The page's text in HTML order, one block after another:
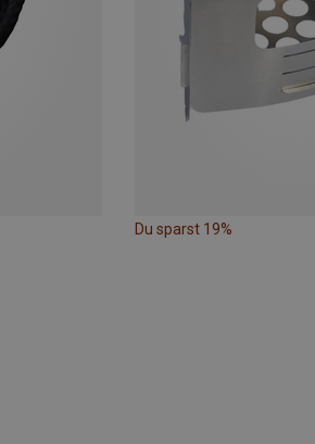
Du sparst 19%